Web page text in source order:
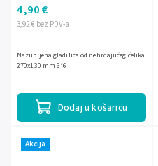
3,92 € bez PDV-a
4,90 €
Dodaj u košaricu
Nazubljena gladilica od nehrđajućeg čelika
270x130 mm 6*6
Akcija